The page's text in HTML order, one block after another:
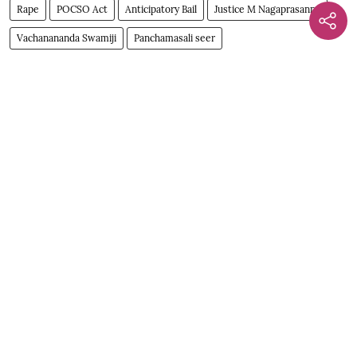
Rape POCSO Act Anticipatory Bail Justice M Nagaprasanna
Vachanananda Swamiji Panchamasali seer